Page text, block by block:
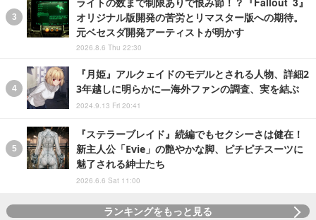
ライトの数まで制限ありで恨み節！？『Fallout 3』
オリジナル版開発の苦労とリマスター版への期待。
元ベセスダ開発アーティストが明かす
2026.8.6 Thu 22:30
『月姫』アルクェイドのモデルとされる人物、詳細2
3年越しに明らかに―海外ファンの調査、実を結ぶ
2024.9.13 Fri 20:41
『ステラーブレイド』続編でもセクシーさは健在！
新主人公「Evie」の艶やかな脚、ピチピチスーツに
魅了される紳士たち
2026.6.6 Sat 11:00
ランキングをもっと見る